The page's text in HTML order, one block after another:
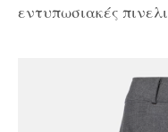
εντυπωσιακές